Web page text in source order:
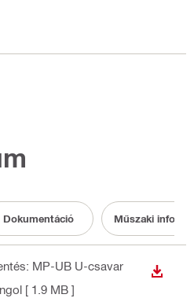
Dokumentáció Műszaki
MP-UB U-csavar
[ 1.9 MB ]